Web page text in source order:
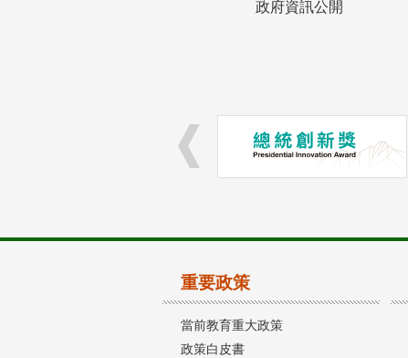
政府資訊公開
重要政策
當前教育重大政策
政策白皮書